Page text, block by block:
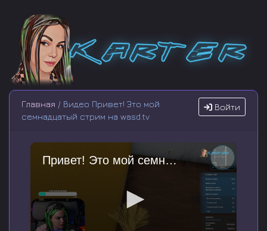
Войти
Главная / Видео Привет! Это мой
семнадцатый стрим на wasd.tv
Привет! Это мой семнадцатый стрим на wasd.tv